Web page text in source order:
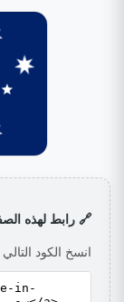
🔗 رابط لهذه
انسخ الكود